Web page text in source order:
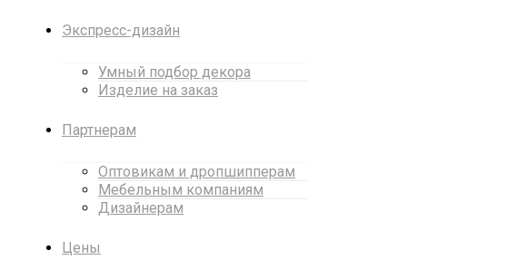
Экспресс-дизайн
Умный подбор декора
Изделие на заказ
Партнерам
Оптовикам и дропшипперам
Мебельным компаниям
Дизайнерам
Цены